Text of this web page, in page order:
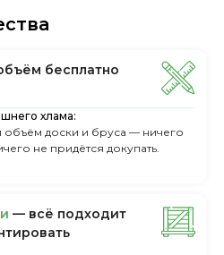
бесплатно
хлама:
объём доски и бруса — ничего
не придётся докупать.
— всё подходит